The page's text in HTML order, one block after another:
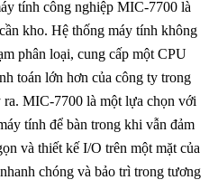
tính công nghiệp MIC-7700 là
kho. Hệ thống máy tính không
phân loại, cung cấp một CPU
toán lớn hơn của công ty trong
MIC-7700 là một lựa chọn với
tính để bàn trong khi vẫn đảm
và thiết kế I/O trên một mặt của
chóng và bảo trì trong tương